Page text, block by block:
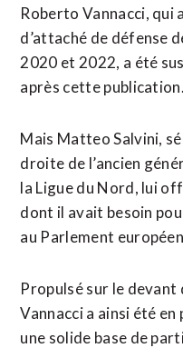
Roberto Vannacci, qui
d’attaché de défense
2020 et 2022, a été
après cette publication.
Mais Matteo Salvini,
droite de ⁠l’ancien
la Ligue du Nord, lui
dont il avait besoin
au Parlement
Propulsé sur le devant
Vannacci a ainsi été
une solide base de